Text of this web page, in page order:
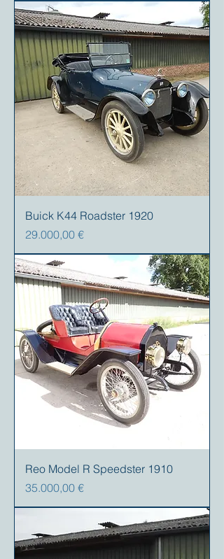
Buick K44 Roadster 1920
Prezzo
29.000,00 €
Reo Model R Speedster 1910
Prezzo
35.000,00 €